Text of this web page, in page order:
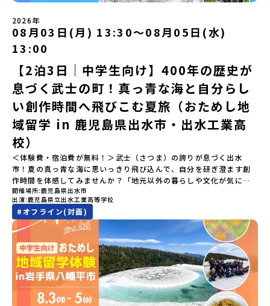
ら抽選の上、締め切り日から1週間を目途に、お申し込み時に記入い
ただいたメールアドレス宛に「当選／落選メール」をお送りいたし
ます。当選者は、メールに記載された「当選確認フォーム」に３日
以内に回答いただき、確認フォームの提出をもって参加確定とさせ
ていただきます。当選確認フォームの期日までにご回答いただけな
い場合は、当選を取り消しとさせていただきます。当選取り消しが
あった場合は、繰り上げ当選者へご連絡させていただきます。登録
メールアドレスの変更をご希望の場合は下記の地域みらい留学公式
LINEよりご連絡をお願いします。※受信制限設定をしていると、通
知メールをお受け取りいただけません。その場合は、
「@miratabi.jp」からのメールを受信できるよう設定をお願いいた
します。※結果に関する個別のお問合せにはお答えしておりません
ので、ご了承ください。・お申し込みについてお申込はお一人様1回
限りです。PC・スマートフォンからお申込ください。申込後の内容
変更はできません。お申込時は、メールアドレスの入力間違いにご
注意ください。・宿泊について１室に複数(同性2～4名程度)で宿泊
いただく予定です。・食事アレルギー対応について個別の詳細なア
レルギー対応希望にはお応えしかねる場合がございます。対応が必
要な場合は必ず事前にご相談ください。・参加取消や急遽参加でき
なくなった場合について参加決定後の参加お取り消しはご遠慮下さ
い。やむを得ないお取り消しの場合はお早めに事務局までご連絡く
ださい。・キャンセルポリシーやむを得ない参加お取り消しの場
合、以下のルールに沿って対応させていただきます。ご了承くださ
い。プログラム開催日の前日＜7月3日＞から、【キャンセルのご連
絡日：お支払いいただく旅行代金】・21日目にあたる日以前：無
「みんなでBBQディナー」 -さらに仲間や地元の高校生、町の大人
たちと交流＜3日目＞（AM）「アイヌが愛した森を散策するフィー
ルドワーク」「3日間の振り返りワーク」 -みんなで振り返り対話
「ランチ/お土産タイム」（PM） 13：30頃プログラム終了-新千歳
空港には15：00頃に到着予定です。※天候の状況や参加人数によっ
てプログラムを変更する場合がございます。参加概要【開催場所】
北海道平取町（びらとりちょう）【実施日程】7月18日(土)～7月20
日(月祝)※参加が確定した方には6月3日(水) 18：30～20：00に
「参加者向け事前オンライン研修」をご案内する予定です。必ず参
加をお願いします。【集合場所・時間】7月18日(土) 12：00 新千歳
空港※12：00までに新千歳空港に到着する便で手配ください。【解
散場所・時間】7月20日(祝月) 15：00頃 新千歳空港※16：00以降
に新千歳空港を出発する便で手配ください。【対象】中学2年生、中
学3年生【宿泊先】ゲストハウス ヤント※ドミトリータイプの2段ベ
ッド（1室2～4名）で宿泊いただく予定です。【旅行代金】無料※旅
行代金に含まれる費用のうち、以下の内容が無料となります・宿泊
費（2泊分）・プログラム内のアクティビティ・体験費用・一部の食
事代※以下の費用は参加者のご負担となります・集合場所までの往
復交通費・お土産代や自由時間の個人飲食費などの個人的費用【募
集人数】最大10名（お申し込み多数の場合は抽選の上決定）【参加
者決定】お申し込み多数の場合は、締め切り後1週間を目途に当落結
果をご連絡いたします。【申し込み受付締切】4月30日(木)12：00
から 5月14日(木) 12：00まで疑問も不安もワクワクに変える！「お
ためし地域留学」ステップアップ説明会プログラムの内容を詳しく
知りたい方や、お申し込みを迷われている方向けにZoomでのオン
です。どんな困難な状況にも真っ向から立ち向かい、未知の領域へ
夢を追って挑戦し続ける姿勢や、手つかずの大自然の中で一攫千金
の夢を抱いて熱中した「砂金掘り」、自らの手で広大な大地を切り
拓いてきた農業や漁業の歴史など、夢を追う人々が集まる他の町に
はない風土が存在します。大樹町では、このフロンティアスピリッ
ツが現在、「北海道の小さな町から宇宙を目指す」という新たな夢
へと繋がっています。 「宇宙版シリコンバレー」の実現を目指し、
国内外の宇宙関連企業が集まる宇宙港「北海道スペースポート」の
整備が進められています。 この未来への挑戦の精神は、民間企業に
よる日本初のロケット打ち上げ成功という形で実を結び、世界有数
のロケット発射場の適地として全国・アジア各国からも大きな注目
を集めています 今回は、そんな大樹町の過去から未来へ繋がるフロ
ンティアスピリッツに触れるアクティビティへ出発！農業からロケ
ットまで本物の現場を体感し、他では味わえない体験を五感をフル
につかって楽しむことができます🎵大樹高校は、農業から宇宙まで
「町のぜんぶが教科書」！大樹高校の学びは、ただ教室の机に座っ
ているだけではありません！農業や漁業から、最先端の宇宙科学ま
で「町のぜんぶが教科書」 です。先輩たちは「地域探究」の授業
や、放課後の「地域探究サークル」を通して、学校の外へどんどん
飛び出し町の人たちと一緒にリアルな課題解決にチャレンジしてい
ます。そんな先輩たちとの交流がきっと「未来の自分」のヒントが
見つかるはず！ あたたかい町の人たちや先輩たちとの出会いが待っ
ている北海道大樹町へ、あなたの世界をグッと広げる特別な旅に出
発しませんか？ 体験のおすすめポイント体験プログラム内容（予
定）＜１日目＞（PM）「オリエンテーション・自己紹介ワーク」
2026年
08月03日(月) 13:30〜08月05日(水)
13:00
【2泊3日｜中学生向け】400年の歴史が
息づく武士の町！真っ青な海と自分らし
い創作時間へ飛びこむ夏旅（おためし地
域留学 in 鹿児島県出水市・出水工業高
校）
＜体験費・宿泊費が無料！＞武士（さつま）の誇りが息づく出水
市！夏の真っ青な海に思いっきり飛び込んで、自分を研ぎ澄ます創
作時間を体感してみませんか？「地元以外の暮らしや文化が気にな
る。いつか留学してみたい！」「自分の進学や将来の可能性をもっ
とひらきたい！」「ものづくりや工業高校に興味がある！」そんな
中学生のみなさんにおすすめ！「おためし地域留学」は、日本全国
約200の高校と連携し、地域の枠を超えて学校生活を送る「地域みら
い留学」をプチ体験できるプログラムです。はじめてのひとり旅で
も安心！現地でもスタッフがしっかりとサポートいたします。今回
のフィールドは「鹿児島県 出水市（いずみし）出水工業高校」出水
市（いずみし）は、鹿児島県の玄関口にあるまち。ここでしか見ら
れない景色と、地元の人たちがずっと大切にしてきたものがありま
す。400年前から続く「武士の道」を歩く昔、武士たちがまちを守る
開催場所 鹿児島県出水市
出演 鹿児島県立出水工業高等学校
#オフライン(対面)